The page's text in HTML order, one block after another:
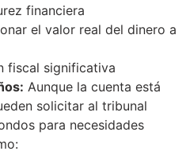
financiera
el valor real del dinero a
fiscal significativa
Aunque la cuenta está
solicitar al tribunal
para necesidades